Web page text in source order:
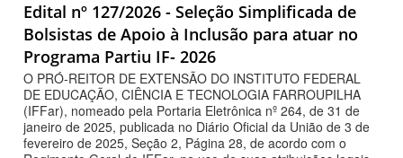
Edital nº 127/2026 - Seleção Simplificada de
Bolsistas de Apoio à Inclusão para atuar no
Programa Partiu IF- 2026
O PRÓ-REITOR DE EXTENSÃO DO INSTITUTO FEDERAL
DE EDUCAÇÃO, CIÊNCIA E TECNOLOGIA FARROUPILHA
(IFFar), nomeado pela Portaria Eletrônica nº 264, de 31 de
janeiro de 2025, publicada no Diário Oficial da União de 3 de
fevereiro de 2025, Seção 2, Página 28, de acordo com o